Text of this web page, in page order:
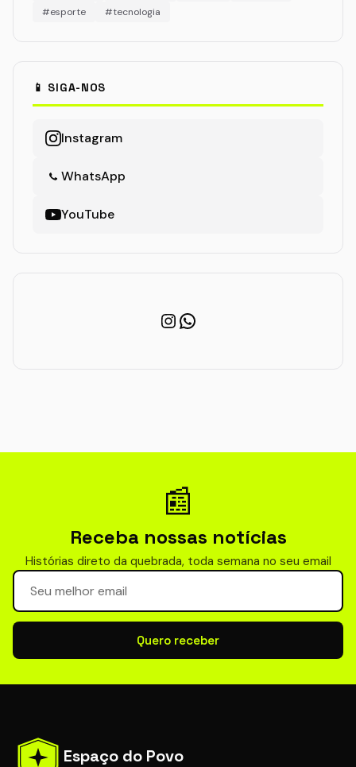
#esporte
#tecnologia
📱 SIGA-NOS
Instagram
WhatsApp
YouTube
Instagram
WhatsApp
📰
Receba nossas notícias
Histórias direto da quebrada, toda semana no seu email
Seu email para newsletter
Quero receber
Espaço do Povo